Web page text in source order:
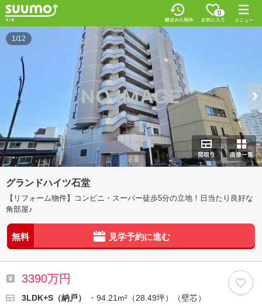
0
1/12
グランドハイツ石堂
【リフォーム物件】コンビニ・スーパー徒歩5分の立地！日当たり良好な
角部屋♪
無料 見学予約に進む
3390万円
3LDK+S（納戸）
・94.21m²（28.49坪）（壁芯）